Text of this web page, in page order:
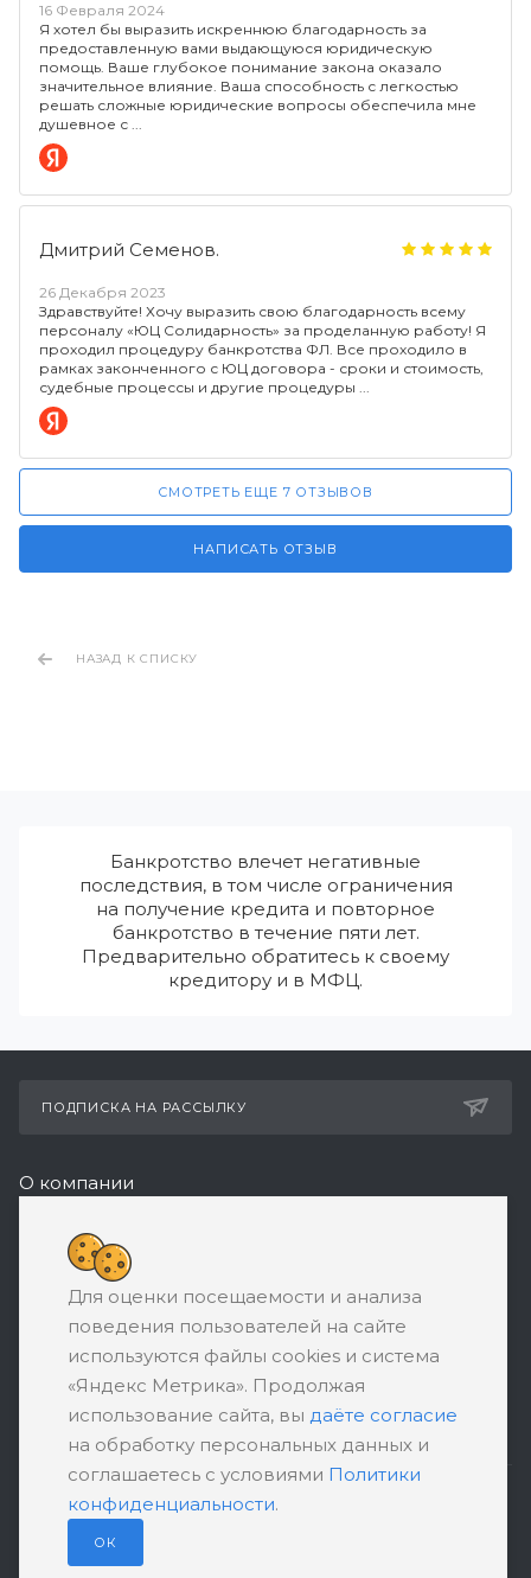
16 Февраля 2024
Я хотел бы выразить искреннюю благодарность за
предоставленную вами выдающуюся юридическую
помощь. Ваше глубокое понимание закона оказало
значительное влияние. Ваша способность с легкостью
решать сложные юридические вопросы обеспечила мне
душевное с
Дмитрий Семенов.
26 Декабря 2023
Здравствуйте! Хочу выразить свою благодарность всему
персоналу «ЮЦ Солидарность» за проделанную работу! Я
проходил процедуру банкротства ФЛ. Все проходило в
рамках законченного с ЮЦ договора - сроки и стоимость,
судебные процессы и другие процедуры
СМОТРЕТЬ ЕЩЕ 7 ОТЗЫВОВ
НАПИСАТЬ ОТЗЫВ
НАЗАД К СПИСКУ
Банкротство влечет негативные
последствия, в том числе ограничения
на получение кредита и повторное
банкротство в течение пяти лет.
Предварительно обратитесь к своему
кредитору и в МФЦ.
ПОДПИСКА НА РАССЫЛКУ
О компании
Реквизиты
8 (800) 550-08-77
ЗАКАЗАТЬ ЗВОНОК
support@ratingbankrotstva.ru
111398, Москва, ул. Плеханова, д. 30,
абонентский ящик №5
ПОЛИТИКА КОНФИДЕНЦИАЛЬНОСТИ
ПОЛЬЗОВАТЕЛЬСКОЕ СОГЛАШЕНИЕ
Для оценки посещаемости и анализа
поведения пользователей на сайте
используются файлы cookies и система
«Яндекс Метрика». Продолжая
использование сайта, вы даёте согласие
на обработку персональных данных и
соглашаетесь с условиями Политики
конфиденциальности.
ОК